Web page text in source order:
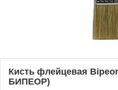
Кисть флейцевая
БИПЕОР)